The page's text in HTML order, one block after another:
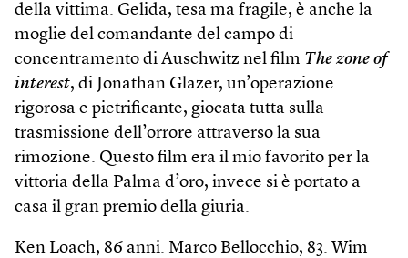
della vittima. Gelida, tesa ma fragile, è anche la
moglie del comandante del campo di
concentramento di Auschwitz nel film The zone of
interest, di Jonathan Glazer, un’operazione
rigorosa e pietrificante, giocata tutta sulla
trasmissione dell’orrore attraverso la sua
rimozione. Questo film era il mio favorito per la
vittoria della Palma d’oro, invece si è portato a
casa il gran premio della giuria.
Ken Loach, 86 anni. Marco Bellocchio, 83. Wim